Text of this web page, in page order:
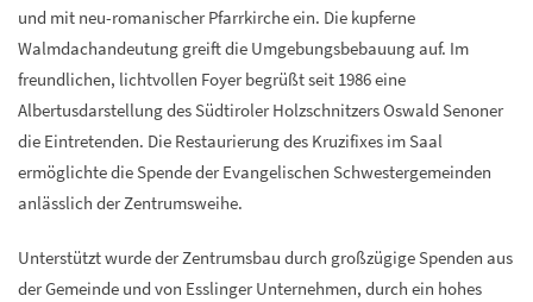
und mit neu-romanischer Pfarrkirche ein. Die kupferne
Walmdachandeutung greift die Umgebungsbebauung auf. Im
freundlichen, lichtvollen Foyer begrüßt seit 1986 eine
Albertusdarstellung des Südtiroler Holzschnitzers Oswald Senoner
die Eintretenden. Die Restaurierung des Kruzifixes im Saal
ermöglichte die Spende der Evangelischen Schwestergemeinden
anlässlich der Zentrumsweihe.
Unterstützt wurde der Zentrumsbau durch großzügige Spenden aus
der Gemeinde und von Esslinger Unternehmen, durch ein hohes